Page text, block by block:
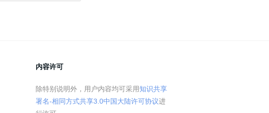
内容许可
除特别说明外，用户内容均可采用知识共享
署名-相同方式共享3.0中国大陆许可协议进